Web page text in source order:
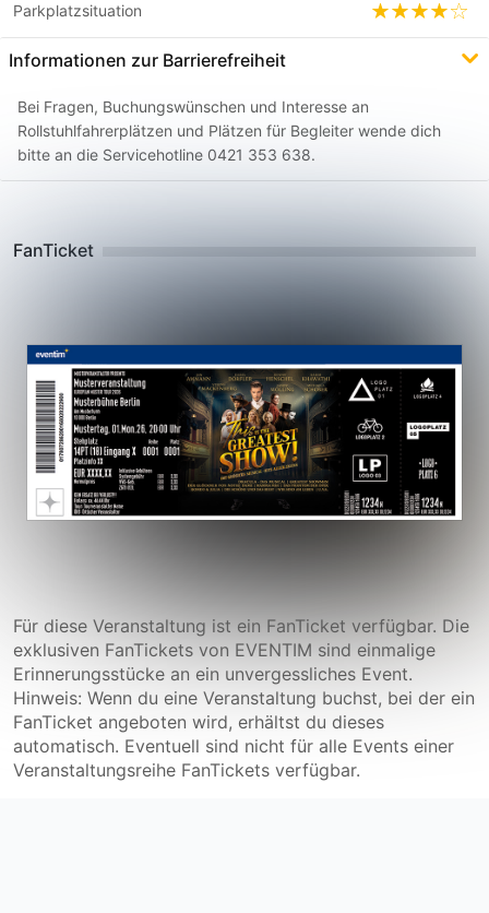
Parkplatzsituation
Informationen zur Barrierefreiheit
Bei Fragen, Buchungswünschen und Interesse an
Rollstuhlfahrerplätzen und Plätzen für Begleiter wende dich
bitte an die Servicehotline 0421 353 638.
FanTicket
Für diese Veranstaltung ist ein FanTicket verfügbar. Die
exklusiven FanTickets von EVENTIM sind einmalige
Erinnerungsstücke an ein unvergessliches Event.
Hinweis: Wenn du eine Veranstaltung buchst, bei der ein
FanTicket angeboten wird, erhältst du dieses
automatisch. Eventuell sind nicht für alle Events einer
Veranstaltungsreihe FanTickets verfügbar.